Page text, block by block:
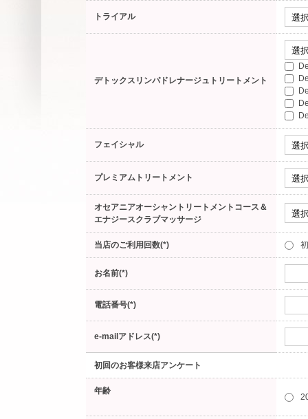
トライアル
デトックスリンパドレナージュトリートメント
フェイシャル
プレミアムトリートメント
オセアニアオーシャントリートメントコース＆
エナジースクラブマッサージ
当店のご利用回数(*)
お名前(*)
電話番号(*)
e-mailアドレス(*)
初回のお客様来店アンケート
年齢